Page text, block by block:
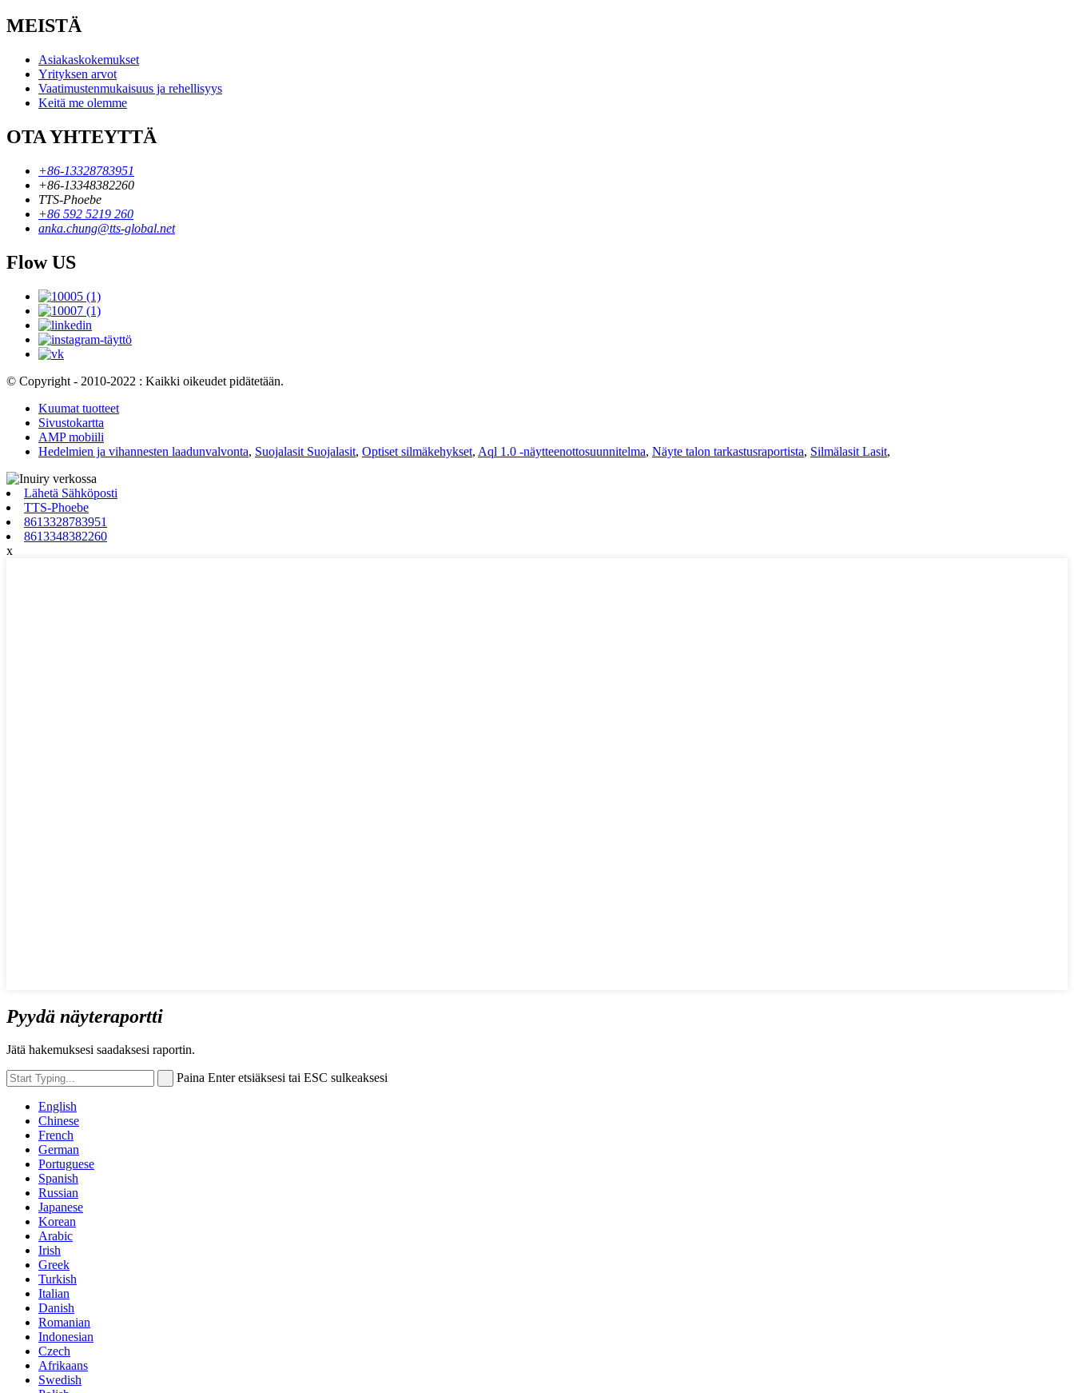
MEISTÄ
Asiakaskokemukset
Yrityksen arvot
Vaatimustenmukaisuus ja rehellisyys
Keitä me olemme
OTA YHTEYTTÄ
+86-13328783951
+86-13348382260
TTS-Phoebe
+86 592 5219 260
anka.chung@tts-global.net
Flow US
© Copyright - 2010-2022 : Kaikki oikeudet pidätetään.
Kuumat tuotteet
Sivustokartta
AMP mobiili
Hedelmien ja vihannesten laadunvalvonta, Suojalasit Suojalasit, Optiset silmäkehykset, Aql 1.0 -näytteenottosuunnitelma, Näyte talon tarkastusraportista, Silmälasit Lasit,
Lähetä Sähköposti
TTS-Phoebe
8613328783951
8613348382260
x
Pyydä näyteraportti
Jätä hakemuksesi saadaksesi raportin.
Paina Enter etsiäksesi tai ESC sulkeaksesi
English
Chinese
French
German
Portuguese
Spanish
Russian
Japanese
Korean
Arabic
Irish
Greek
Turkish
Italian
Danish
Romanian
Indonesian
Czech
Afrikaans
Swedish